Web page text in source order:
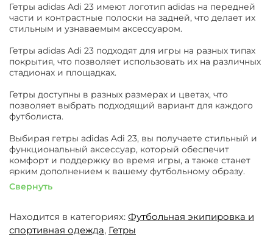
Гетры adidas Adi 23 имеют логотип adidas на передней
части и контрастные полоски на задней, что делает их
стильным и узнаваемым аксессуаром.
Гетры adidas Adi 23 подходят для игры на разных типах
покрытия, что позволяет использовать их на различных
стадионах и площадках.
Гетры доступны в разных размерах и цветах, что
позволяет выбрать подходящий вариант для каждого
футболиста.
Выбирая гетры adidas Adi 23, вы получаете стильный и
функциональный аксессуар, который обеспечит
комфорт и поддержку во время игры, а также станет
ярким дополнением к вашему футбольному образу.
Свернуть
Находится в категориях: Футбольная экипировка и
спортивная одежда, Гетры